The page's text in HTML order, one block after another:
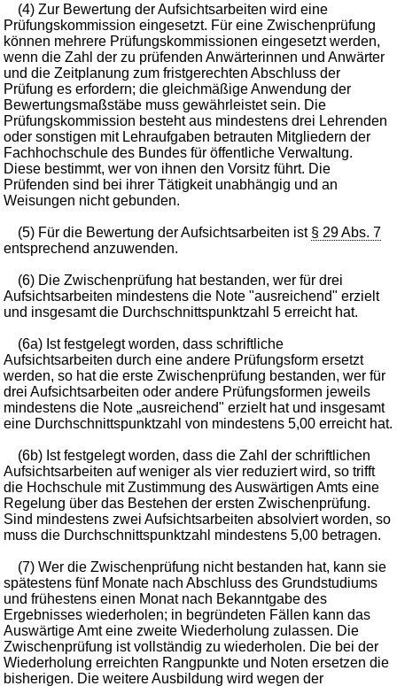
(4) Zur Bewertung der Aufsichtsarbeiten wird eine
Prüfungskommission eingesetzt. Für eine Zwischenprüfung
können mehrere Prüfungskommissionen eingesetzt werden,
wenn die Zahl der zu prüfenden Anwärterinnen und Anwärter
und die Zeitplanung zum fristgerechten Abschluss der
Prüfung es erfordern; die gleichmäßige Anwendung der
Bewertungsmaßstäbe muss gewährleistet sein. Die
Prüfungskommission besteht aus mindestens drei Lehrenden
oder sonstigen mit Lehraufgaben betrauten Mitgliedern der
Fachhochschule des Bundes für öffentliche Verwaltung.
Diese bestimmt, wer von ihnen den Vorsitz führt. Die
Prüfenden sind bei ihrer Tätigkeit unabhängig und an
Weisungen nicht gebunden.
(5) Für die Bewertung der Aufsichtsarbeiten ist § 29 Abs. 7
entsprechend anzuwenden.
(6) Die Zwischenprüfung hat bestanden, wer für drei
Aufsichtsarbeiten mindestens die Note "ausreichend" erzielt
und insgesamt die Durchschnittspunktzahl 5 erreicht hat.
(6a) Ist festgelegt worden, dass schriftliche
Aufsichtsarbeiten durch eine andere Prüfungsform ersetzt
werden, so hat die erste Zwischenprüfung bestanden, wer für
drei Aufsichtsarbeiten oder andere Prüfungsformen jeweils
mindestens die Note „ausreichend" erzielt hat und insgesamt
eine Durchschnittspunktzahl von mindestens 5,00 erreicht hat.
(6b) Ist festgelegt worden, dass die Zahl der schriftlichen
Aufsichtsarbeiten auf weniger als vier reduziert wird, so trifft
die Hochschule mit Zustimmung des Auswärtigen Amts eine
Regelung über das Bestehen der ersten Zwischenprüfung.
Sind mindestens zwei Aufsichtsarbeiten absolviert worden, so
muss die Durchschnittspunktzahl mindestens 5,00 betragen.
(7) Wer die Zwischenprüfung nicht bestanden hat, kann sie
spätestens fünf Monate nach Abschluss des Grundstudiums
und frühestens einen Monat nach Bekanntgabe des
Ergebnisses wiederholen; in begründeten Fällen kann das
Auswärtige Amt eine zweite Wiederholung zulassen. Die
Zwischenprüfung ist vollständig zu wiederholen. Die bei der
Wiederholung erreichten Rangpunkte und Noten ersetzen die
bisherigen. Die weitere Ausbildung wird wegen der